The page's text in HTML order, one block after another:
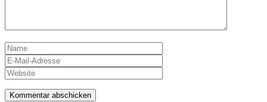
Name
Mail-
Adresse